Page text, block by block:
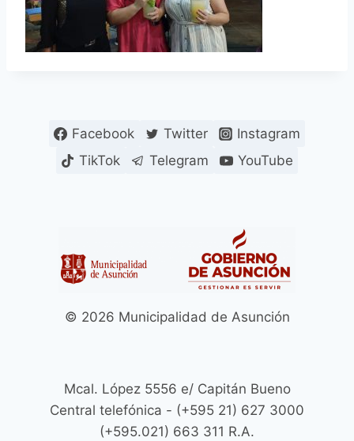
Facebook Twitter
Instagram
TikTok
Telegram YouTube
© 2026 Municipalidad de Asunción
Mcal. López 5556 e/ Capitán Bueno
Central telefónica - (+595 21) 627 3000
(+595.021) 663 311 R.A.